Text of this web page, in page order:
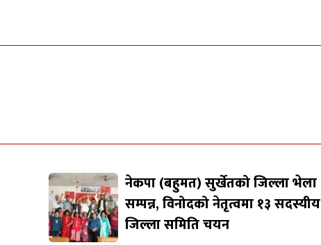
नेकपा (बहुमत) सुर्खेतको जिल्ला भेला
सम्पन्न, विनोदको नेतृत्वमा १३ सदस्यीय
जिल्ला समिति चयन